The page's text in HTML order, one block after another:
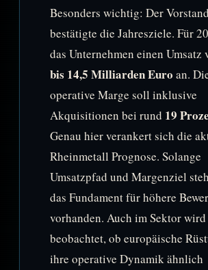
Besonders wichtig: Der Vorstand
bestätigte die Jahresziele. Für
das Unternehmen einen Umsatz
bis 14,5 Milliarden Euro an.
operative Marge soll inklusive
Akquisitionen bei rund 19
Genau hier verankert sich die
Rheinmetall Prognose. Solange
Umsatzpfad und Margenziel
das Fundament für höhere
vorhanden. Auch im Sektor wird
beobachtet, ob europäische
ihre operative Dynamik ähnlich